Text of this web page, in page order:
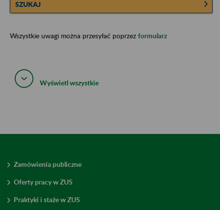
SZUKAJ
Wszystkie uwagi można przesyłać poprzez formularz
Wyświetl wszystkie
Zamówienia publiczne
Oferty pracy w ZUS
Praktyki i staże w ZUS